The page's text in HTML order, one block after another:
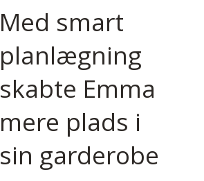
Med smart
planlægning
skabte Emma
mere plads i
sin garderobe